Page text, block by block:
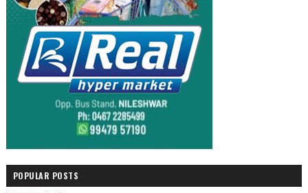
POPULAR POSTS